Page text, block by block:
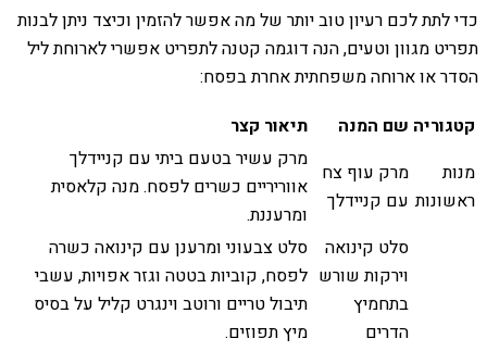
כדי לתת לכם רעיון טוב יותר של מה אפשר להזמין וכיצד ניתן לבנות
תפריט מגוון וטעים, הנה דוגמה קטנה לתפריט אפשרי לארוחת ליל
הסדר או ארוחה משפחתית אחרת בפסח:
קטגוריה שם המנה
תיאור קצר
מנות
ראשונות
מרק עוף צח
עם קניידלך
מרק עשיר בטעם ביתי עם קניידלך
אווריריים כשרים לפסח. מנה קלאסית
ומרעננת.
סלט קינואה
וירקות שורש
בתחמיץ
הדרים
סלט צבעוני ומרענן עם קינואה כשרה
לפסח, קוביות בטטה וגזר אפויות, עשבי
תיבול טריים ורוטב וינגרט קליל על בסיס
מיץ תפוזים.